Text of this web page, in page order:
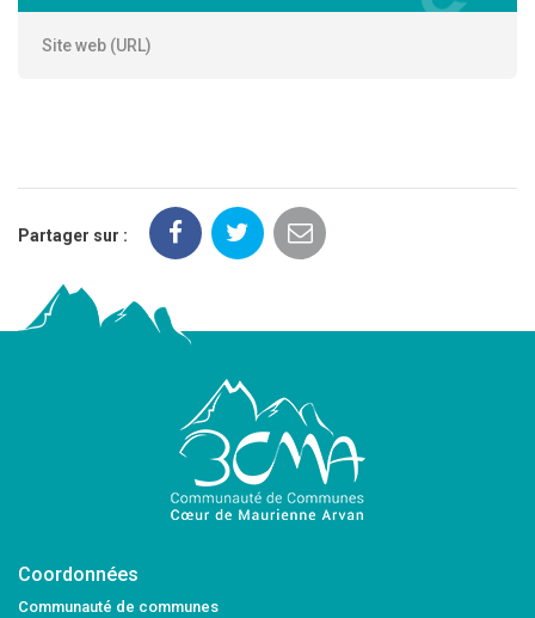
Site web (URL)
Partager sur :
Coordonnées
Communauté de communes